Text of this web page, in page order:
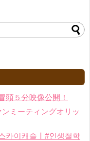
頭５分映像公開！
ミーティングオリッ
카이캐슬ㅣ#인생철학